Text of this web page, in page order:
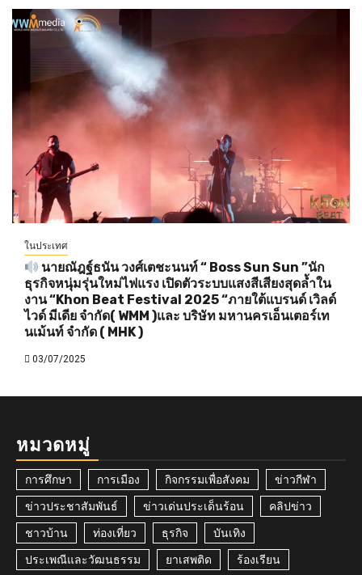
ในประเทศ
นายณัฎฐ์ธนัน วงศ์เตชะนนท์ “ Boss Sun Sun ”นัก
ธุรกิจหนุ่มรุ่นใหม่ไฟแรง เปิดตัวระบบแสงสีเสียงสุดล้ำใน
งาน “Khon Beat Festival 2025 “ภายใต้แบรนด์ เวิลด์
ไวด์ มีเดีย จำกัด( WMM )และ บริษัท มหานครเอ็นเตอร์เท
นเม้นท์ จำกัด ( MHK )
03/07/2025
หมวดหมู่
การศึกษา การเมือง กิจกรรมเพื่อสังคม ข่าวกีฬา
ข่าวประชาสัมพันธ์ ข่าวเด่นประเด็นร้อน คลิปข่าว
ชาวบ้าน ท่องเที่ยว ธุรกิจ บันเทิง
ประเพณีและวัฒนธรรม ยาเสพติด ร้องเรียน